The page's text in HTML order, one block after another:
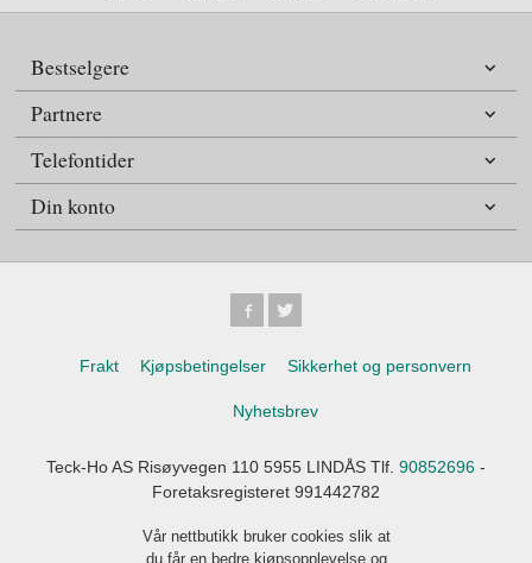
Bestselgere
Partnere
Telefontider
Din konto
Frakt Kjøpsbetingelser Sikkerhet og personvern
Nyhetsbrev
Teck-Ho AS Risøyvegen 110 5955 LINDÅS Tlf. 90852696 -
Foretaksregisteret 991442782
Vår nettbutikk bruker cookies slik at
du får en bedre kjøpsopplevelse og